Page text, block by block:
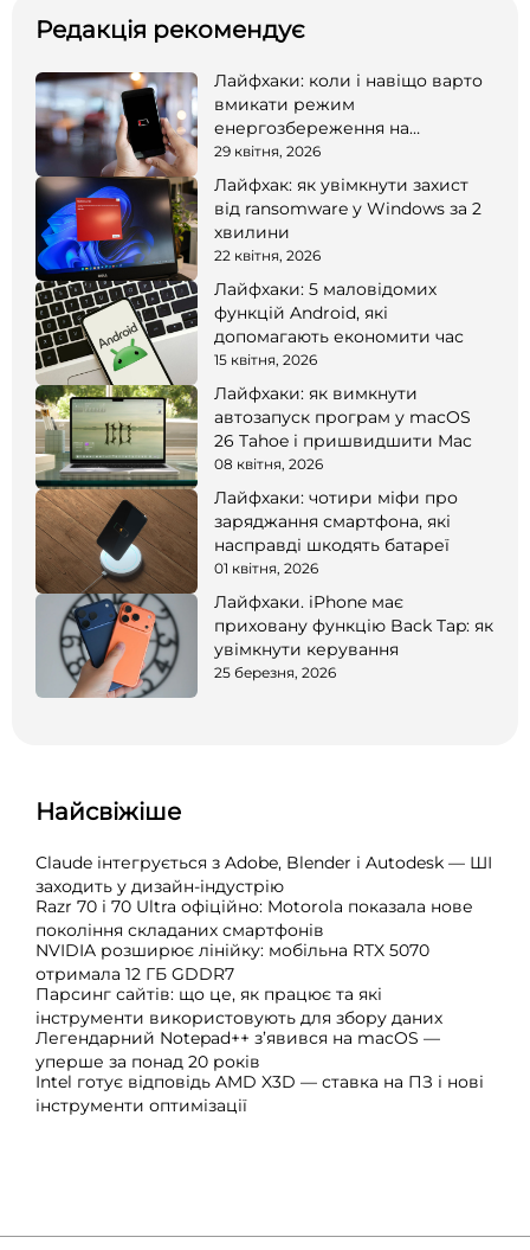
Редакція рекомендує
Лайфхаки: коли і навіщо варто
вмикати режим
енергозбереження на
смартфоні
29 квітня, 2026
Лайфхак: як увімкнути захист
від ransomware у Windows за 2
хвилини
22 квітня, 2026
Лайфхаки: 5 маловідомих
функцій Android, які
допомагають економити час
15 квітня, 2026
Лайфхаки: як вимкнути
автозапуск програм у macOS
26 Tahoe і пришвидшити Mac
08 квітня, 2026
Лайфхаки: чотири міфи про
заряджання смартфона, які
насправді шкодять батареї
01 квітня, 2026
Лайфхаки. iPhone має
приховану функцію Back Tap: як
увімкнути керування
25 березня, 2026
Найсвіжіше
Claude інтегрується з Adobe, Blender і Autodesk — ШІ
заходить у дизайн-індустрію
Razr 70 і 70 Ultra офіційно: Motorola показала нове
покоління складаних смартфонів
NVIDIA розширює лінійку: мобільна RTX 5070
отримала 12 ГБ GDDR7
Парсинг сайтів: що це, як працює та які
інструменти використовують для збору даних
Легендарний Notepad++ з’явився на macOS —
уперше за понад 20 років
Intel готує відповідь AMD X3D — ставка на ПЗ і нові
інструменти оптимізації